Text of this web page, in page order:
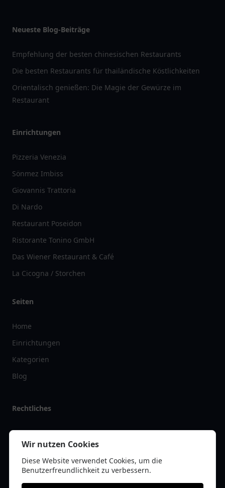
Neueste Blog-Beiträge
Empfehlung der besten chinesischen Restaurants
Die besten Restaurants für thailändische Köstlichkeiten
Orientalisch genießen: Die Magie der Gewürze im
Restaurant
Einrichtungen
Pizzeria Venezia
Sönmez Imbiss
Giovannis Trattoria
Di Nardo
Restaurant Poseidon
Ristorante Tonino GmbH
Das Wiener Restaurant & Café
La Cicogna / Storchen
Seiten
Home
Einrichtungen
Kategorien
Blog
Rechtliches
Impressum
Datenschutz
Kontakt
Wir nutzen Cookies
Diese Website verwendet Cookies, um die
Benutzerfreundlichkeit zu verbessern.